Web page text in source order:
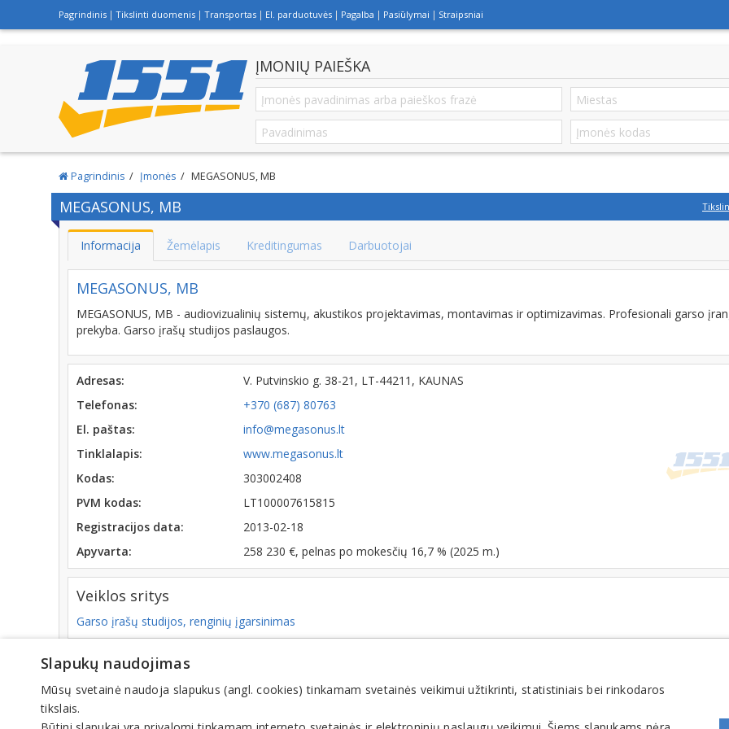
Pagrindinis Tikslinti duomenis Transportas El. parduotuvės Pagalba Pasiūlymai Straipsniai
ĮMONIŲ PAIEŠKA
Pagrindinis Įmonės MEGASONUS, MB
MEGASONUS, MB
Informacija Žemėlapis Kreditingumas Darbuotojai
MEGASONUS, MB
MEGASONUS, MB - audiovizualinių sistemų, akustikos projektavimas, montavimas ir optimizavimas. Profesionali garso
prekyba. Garso įrašų studijos paslaugos.
Adresas:
V. Putvinskio g. 38-21, LT-44211, KAUNAS
Telefonas:
+370 (687) 80763
El. paštas:
info@megasonus.lt
Tinklalapis:
www.megasonus.lt
Kodas:
303002408
PVM kodas:
LT100007615815
Registracijos data:
2013-02-18
Apyvarta:
258 230 €, pelnas po mokesčių 16,7 % (2025 m.)
Veiklos sritys
Garso įrašų studijos, renginių įgarsinimas
© INFOMINTA, UAB. Visos teisės saugomos. Telefonas+370 6900 1551. El. paštas
Slapukų naudojimas
Mūsų svetainė naudoja slapukus (angl. cookies) tinkamam svetainės veikimui užtikrinti, statistiniais bei rinkodaros
tikslais.